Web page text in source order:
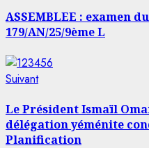
d’article
ASSEMBLEE : examen
179/AN/25/9ème L
SuivantArticle
Le Président Ismaïl
délégation yéménite
Planification